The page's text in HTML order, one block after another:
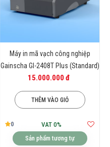
Máy in mã vạch công nghiệp
Gainscha GI-2408T Plus (Standard)
15.000.000 đ
THÊM VÀO GIỎ
0
VAT 0%
Sản phẩm tương tự